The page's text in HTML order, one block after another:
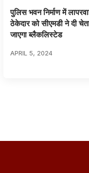
पुलिस भवन निर्माण में
ठेकेदार को सीएमडी ने दी
जाएगा ब्लैकलिस्टेड
APRIL 5, 2024